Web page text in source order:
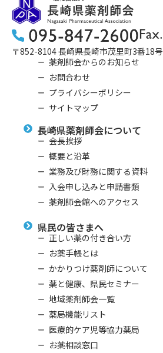
〒852-8104 長崎県長崎市茂里町3番18号
薬剤師会からのお知らせ
お問合わせ
プライバシーポリシー
サイトマップ
長崎県薬剤師会について
会⻑挨拶
概要と沿⾰
業務及び財務に関する資料
⼊会申し込みと申請書類
薬剤師会館へのアクセス
県民の皆さまへ
正しい薬の付き合い⽅
お薬⼿帳とは
かかりつけ薬剤師について
薬と健康、県⺠セミナー
地域薬剤師会⼀覧
薬局機能リスト
医療的ケア児等協⼒薬局
お薬相談窓口